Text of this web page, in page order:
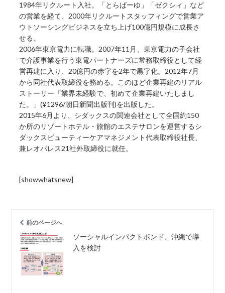
1984年リクルート入社。「とらばーゆ」「ゼクシィ」など
の営業を経て、2000年リクルートスタッフィングで営業ア
ウトソーシングビジネスを立ち上げ100億円規模に成長さ
せる。
2006年東京電力に転職。2007年11月、東京電力の子会社
で介護事業を行う東電パートナーズに常務取締役として経
営再建に入り、20億円の赤字を2年で黒字化。2012年7月
から同社代表取締役を務める。このほど企業再建のリアル
ストーリー「業界未経験で、初めて企業再建いたしまし
た。」(¥1296/朝日新聞出版刊)を出版した。
2015年6月より、シダックスの関連会社として全国約150
か所のリゾートホテル・旅館のエステサロンを運営するシ
ダックスビューティーケアマネジメント代表取締役社長、
兼レオパレス21社外取締役に就任。
[showwhatsnew]
前のページへ
ソーシャルインパクトボンド、沖縄で導
入を検討